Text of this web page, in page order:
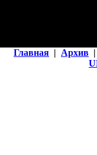
Главная | Архив |